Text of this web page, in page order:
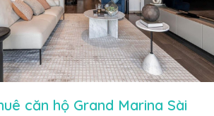
căn hộ Grand Marina Sài